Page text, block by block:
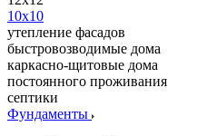
10x10
утепление фасадов
быстровозводимые дома
каркасно-щитовые дома
постоянного проживания
септики
Фундаменты